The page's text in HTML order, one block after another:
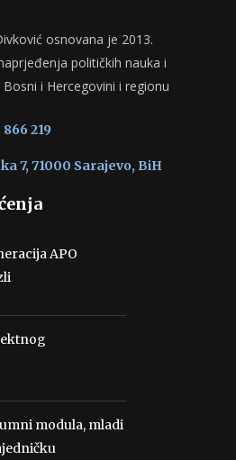
osnovana je 2013.
političkih nauka i
i Hercegovini i regionu
866 219
7, 71000 Sarajevo, BiH
APO
modula, mladi